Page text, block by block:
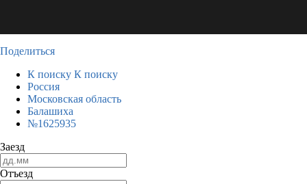
Поделиться
К поиску К поиску
Россия
Московская область
Балашиха
№1625935
Заезд
Отъезд